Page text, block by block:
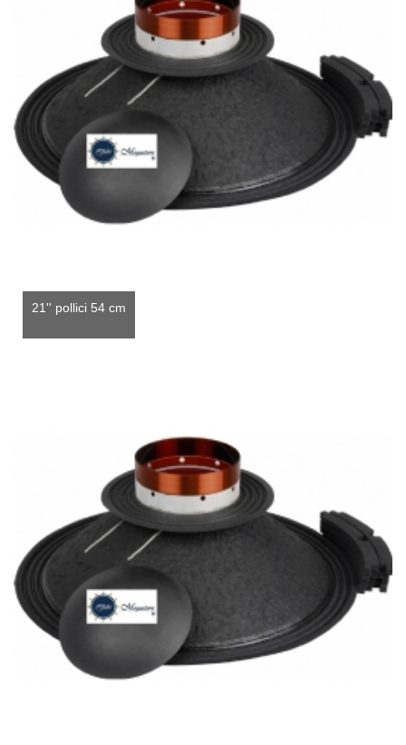
21'' pollici 54 cm